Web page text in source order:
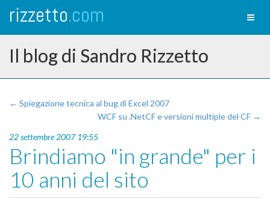
rizzetto.com
Il blog di Sandro Rizzetto
← Spiegazione tecnica al bug di Excel 2007
WCF su .NetCF e versioni multiple del CF →
22 settembre 2007 19:55
Brindiamo "in grande" per i
10 anni del sito